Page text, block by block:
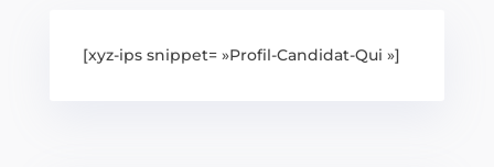
[xyz-ips snippet= »Profil-Candidat-Qui »]